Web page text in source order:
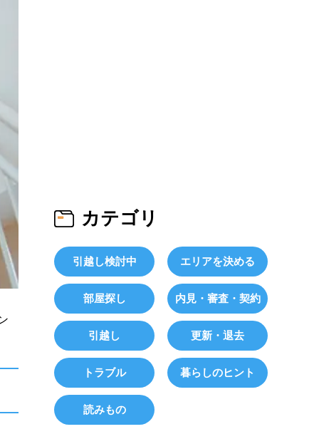
カテゴリ
引越し検討中 エリアを決める
部屋探し 内見・審査・契約
引越し 更新・退去
トラブル 暮らしのヒント
読みもの